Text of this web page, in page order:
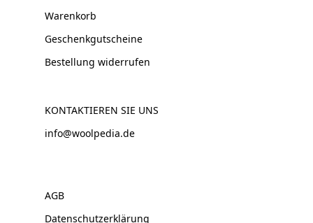
Warenkorb
Geschenkgutscheine
Bestellung widerrufen
KONTAKTIEREN SIE UNS
info@woolpedia.de
AGB
Datenschutzerklärung